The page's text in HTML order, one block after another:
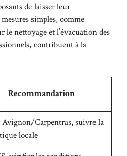
de laisser leur
simples, comme
le nettoyage et l’évacuation des
contribuent à la
Recommandation
Carpentras, suivre la
locale